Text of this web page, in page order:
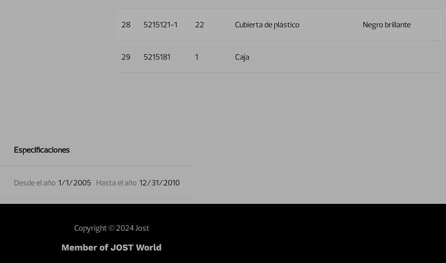
Especificaciones
Desde el año 1/1/2005 Hasta el año 12/31/2010
28 5215121-1 22 Cubierta de plástico Negro brillante
29 5215181 1 Caja
Copyright © 2024 Jost